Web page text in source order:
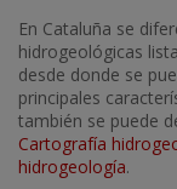
En Cataluña se
hidrogeológicas
desde donde se
principales
también se puede
Cartografía
hidrogeología.